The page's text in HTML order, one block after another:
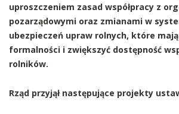
uproszczeniem zasad współpracy z
pozarządowymi oraz zmianami w
ubezpieczeń upraw rolnych, które
formalności i zwiększyć dostępność
rolników.
Rząd przyjął następujące projekty